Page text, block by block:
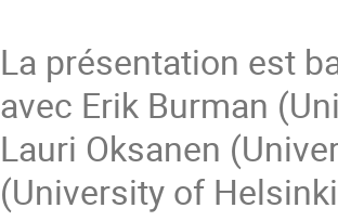
La présentation est
avec Erik Burman
Lauri Oksanen
(University of